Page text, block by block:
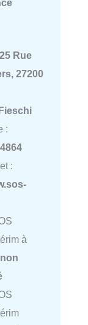
25 Rue
27200
:
:
à
non